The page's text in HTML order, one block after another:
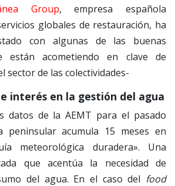
Group, empresa española
globales de restauración, ha
con algunas de las buenas
están acometiendo en clave de
sector de las colectividades-
interés en la gestión del agua
datos de la AEMT para el pasado
peninsular acumula 15 meses en
meteorológica duradera». Una
que acentúa la necesidad de
del agua. En el caso del food